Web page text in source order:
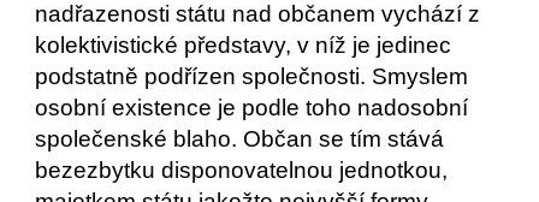
nadřazenosti státu nad občanem vychází z
kolektivistické představy, v níž je jedinec
podstatně podřízen společnosti. Smyslem
osobní existence je podle toho nadosobní
společenské blaho. Občan se tím stává
bezezbytku disponovatelnou jednotkou,